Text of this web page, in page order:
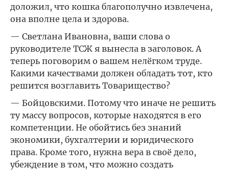
доложил, что кошка благополучно извлечена,
она вполне цела и здорова.
— Светлана Ивановна, ваши слова о
руководителе ТСЖ я вынесла в заголовок. А
теперь поговорим о вашем нелёгком труде.
Какими качествами должен обладать тот, кто
решится возглавить Товарищество?
— Бойцовскими. Потому что иначе не решить
ту массу вопросов, которые находятся в его
компетенции. Не обойтись без знаний
экономики, бухгалтерии и юридического
права. Кроме того, нужна вера в своё дело,
убеждение в том, что можно создать